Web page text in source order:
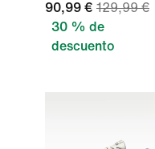
90,99 € 129,99 €
30 % de
descuento